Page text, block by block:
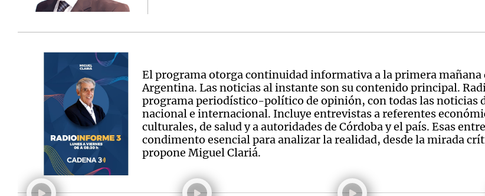
El programa otorga continuidad informativa a la primera mañana
Argentina. Las noticias al instante son su contenido principal.
programa periodístico-político de opinión, con todas las noticias
nacional e internacional. Incluye entrevistas a referentes
culturales, de salud y a autoridades de Córdoba y el país. Esas
condimento esencial para analizar la realidad, desde la mirada
propone Miguel Clariá.